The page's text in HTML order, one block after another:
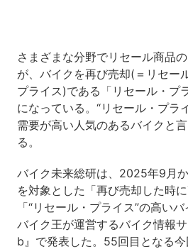
さまざまな分野でリセール商品
が、バイクを再び売却(＝リセー
プライス)である「リセール・プ
になっている。“リセール・プラ
需要が高い人気のあるバイクと
る。
バイク未来総研は、2025年9月
を対象とした「再び売却した時
「“リセール・プライス”の高い
バイク王が運営するバイク情報
b』で発表した。55回目となる